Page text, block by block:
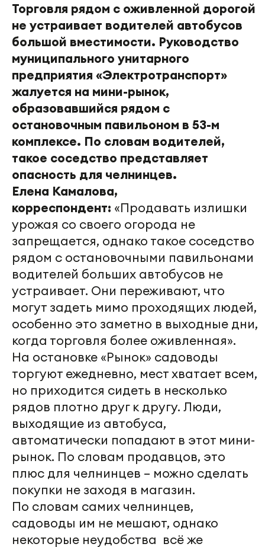
Торговля рядом с оживленной дорогой
не устраивает водителей автобусов
большой вместимости. Руководство
муниципального унитарного
предприятия «Электротранспорт»
жалуется на мини-рынок,
образовавшийся рядом с
остановочным павильоном в 53-м
комплексе. По словам водителей,
такое соседство представляет
опасность для челнинцев.
Елена Камалова,
корреспондент: «Продавать излишки
урожая со своего огорода не
запрещается, однако такое соседство
рядом с остановочными павильонами
водителей больших автобусов не
устраивает. Они переживают, что
могут задеть мимо проходящих людей,
особенно это заметно в выходные дни,
когда торговля более оживленная».
На остановке «Рынок» садоводы
торгуют ежедневно, мест хватает всем,
но приходится сидеть в несколько
рядов плотно друг к другу. Люди,
выходящие из автобуса,
автоматически попадают в этот мини-
рынок. По словам продавцов, это
плюс для челнинцев – можно сделать
покупки не заходя в магазин.
По словам самих челнинцев,
садоводы им не мешают, однако
некоторые неудобства всё же